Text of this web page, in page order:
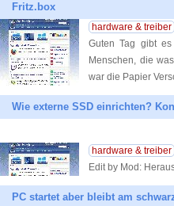
Fritz.box
hardware & treiber
Guten Tag gibt
Menschen, die
war die Papier
Wie externe SSD einrichten?
hardware & treiber
Edit by Mod:
PC startet aber bleibt am